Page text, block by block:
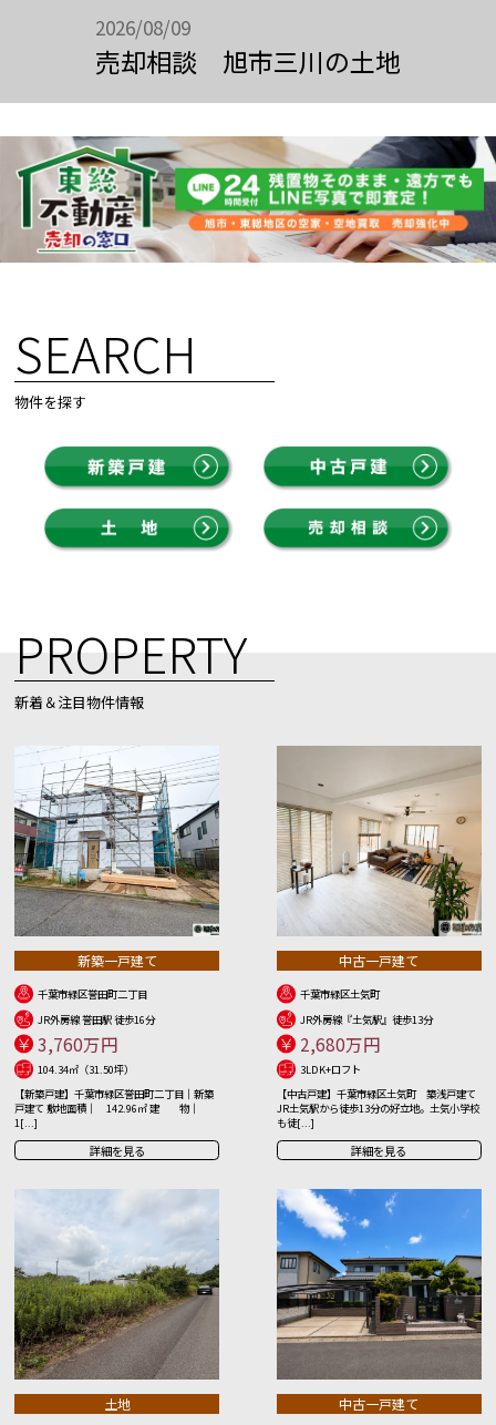
2026/08/09
売却相談 旭市三川の土地
SEARCH
物件を探す
PROPERTY
新着＆注目物件情報
新築一戸建て
千葉市緑区誉田町二丁目
JR外房線 誉田駅 徒歩16分
3,760万円
104.34㎡（31.50坪）
【新築戸建】千葉市緑区誉田町二丁目｜新築
戸建て 敷地面積｜ 142.96㎡ 建 物｜
1[...]
詳細を見る
中古一戸建て
千葉市緑区土気町
JR外房線『土気駅』徒歩13分
2,680万円
3LDK+ロフト
【中古戸建】千葉市緑区土気町 築浅戸建て
JR土気駅から徒歩13分の好立地。土気小学校
も徒[...]
詳細を見る
土地 中古一戸建て